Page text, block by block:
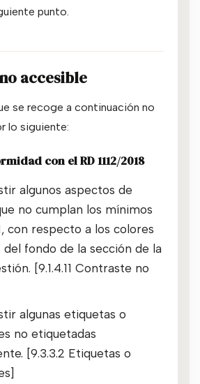
punto.
accesible
se recoge a continuación no
lo siguiente:
con el RD 1112/2018
algunos aspectos de
no cumplan los mínimos
con respecto a los colores
del fondo de la sección de la
[9.1.4.11 Contraste no
algunas etiquetas o
no etiquetadas
[9.3.3.2 Etiquetas o